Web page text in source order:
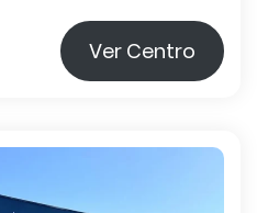
Ver Centro